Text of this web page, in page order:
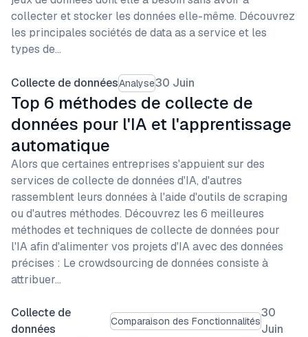
collecter et stocker les données elle-même. Découvrez
les principales sociétés de data as a service et les
types de…
Collecte de donnéesAnalyse30 Juin
Top 6 méthodes de collecte de
données pour l'IA et l'apprentissage
automatique
Alors que certaines entreprises s'appuient sur des
services de collecte de données d'IA, d'autres
rassemblent leurs données à l'aide d'outils de scraping
ou d'autres méthodes. Découvrez les 6 meilleures
méthodes et techniques de collecte de données pour
l'IA afin d'alimenter vos projets d'IA avec des données
précises : Le crowdsourcing de données consiste à
attribuer…
Collecte de
données
Comparaison des Fonctionnalités
30
Juin